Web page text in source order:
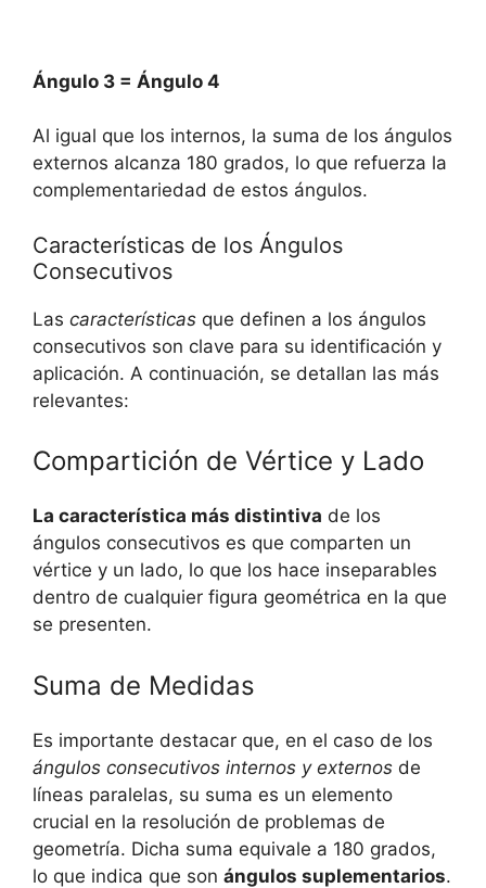
Ángulo 3 = Ángulo 4
Al igual que los internos, la suma de los ángulos
externos alcanza 180 grados, lo que refuerza la
complementariedad de estos ángulos.
Características de los Ángulos
Consecutivos
Las características que definen a los ángulos
consecutivos son clave para su identificación y
aplicación. A continuación, se detallan las más
relevantes:
Compartición de Vértice y Lado
La característica más distintiva de los
ángulos consecutivos es que comparten un
vértice y un lado, lo que los hace inseparables
dentro de cualquier figura geométrica en la que
se presenten.
Suma de Medidas
Es importante destacar que, en el caso de los
ángulos consecutivos internos y externos de
líneas paralelas, su suma es un elemento
crucial en la resolución de problemas de
geometría. Dicha suma equivale a 180 grados,
lo que indica que son ángulos suplementarios.